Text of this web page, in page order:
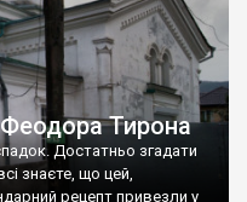
Тирона
Достатньо згадати
знаєте, що цей,
рецепт привезли у